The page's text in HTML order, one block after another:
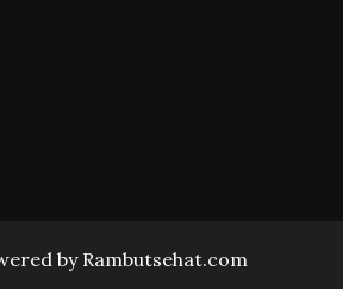
by Rambutsehat.com